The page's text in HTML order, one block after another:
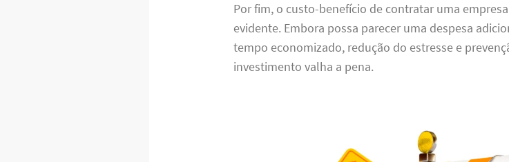
Por fim, o custo-benefício de contratar uma
evidente. Embora possa parecer uma despesa
tempo economizado, redução do estresse e
investimento valha a pena.